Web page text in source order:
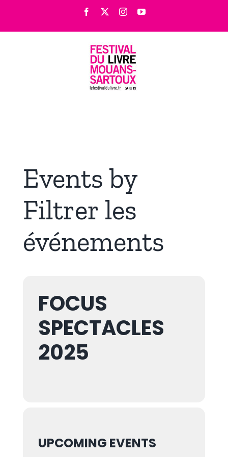
contenu
Facebook InstagramYouTube
Events by
Filtrer les
événements
FOCUS
SPECTACLES
2025
UPCOMING EVENTS